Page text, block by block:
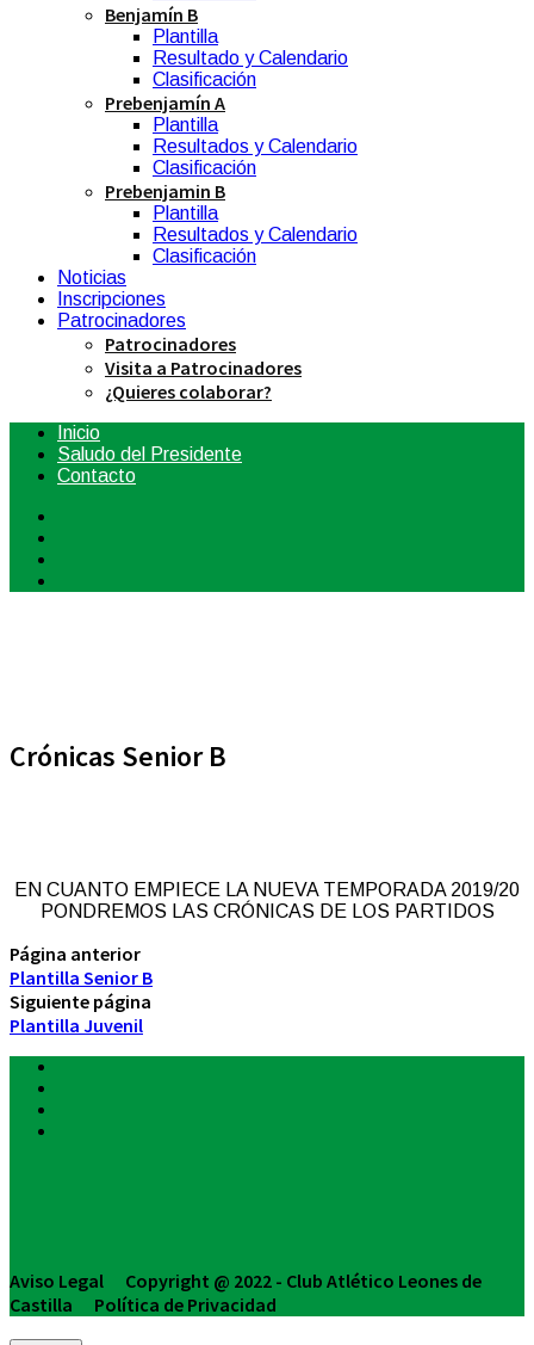
Benjamín B
Plantilla
Resultado y Calendario
Clasificación
Prebenjamín A
Plantilla
Resultados y Calendario
Clasificación
Prebenjamin B
Plantilla
Resultados y Calendario
Clasificación
Noticias
Inscripciones
Patrocinadores
Patrocinadores
Visita a Patrocinadores
¿Quieres colaborar?
Inicio
Saludo del Presidente
Contacto
Crónicas Senior B
EN CUANTO EMPIECE LA NUEVA TEMPORADA 2019/20
PONDREMOS LAS CRÓNICAS DE LOS PARTIDOS
Página anterior
Plantilla Senior B
Siguiente página
Plantilla Juvenil
Aviso Legal Copyright @ 2022 - Club Atlético Leones de
Castilla Política de Privacidad